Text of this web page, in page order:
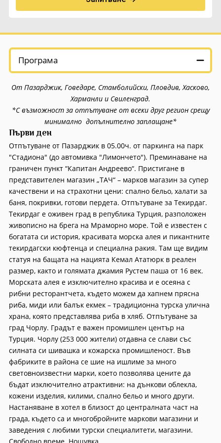
Програма
От Пазарджик, Говедаре, Стамболийски, Пловдив, Хасково,
Харманли и Свиленград.
*С възможност за отпътуване от всеки друг регион срещу
минимално допълнително заплащане*
Първи ден
Отпътуване от Пазарджик в 05.00ч. от паркинга на парк
"Стадиона" (до автомивка "Лимончето"). Преминаване на
граничен пункт “Капитан Андреево“. Пристигане в
представителен магазин „ТАЧ“ – марков магазин за супер
качествени и на страхотни цени: спално бельо, халати за
баня, покривки, готови пердета. Отпътуване за Текирдаг.
Текирдаг е оживен град в република Турция, разположен
живописно на брега на Мраморно море. Той е известен с
богатата си история, красивата морска алея и пикантните
текирдагски кюфтенца и специална ракия. Там ще видим
статуя на бащата на нацията Кемал Ататюрк в реален
размер, както и голямата джамия Рустем паша от 16 век.
Морската алея е изключително красива и е осеяна с
рибни ресторантчета, където можем да хапнем прясна
риба, миди или балък екмек – традиционна турска улична
храна, която представлява риба в хляб. Отпътуване за
град Чорлу. Градът е важен промишлен център на
Турция. Чорлу (253 000 жители) отдавна се слави със
силната си шивашка и кожарска промишленост. Във
фабриките в района се шие на ишлиме за много
световноизвестни марки, което позволява цените да
бъдат изключително атрактивни: на дънкови облекла,
кожени изделия, килими, спално бельо и много други.
Настаняване в хотел в близост до централната част на
града, където са и многобройните маркови магазини и
заведения с любими турски специалитети, магазини.